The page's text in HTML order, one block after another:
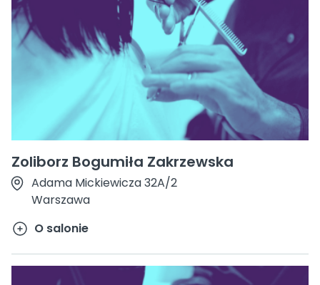
Zoliborz Bogumiła Zakrzewska
Adama Mickiewicza 32A/2
Warszawa
O salonie